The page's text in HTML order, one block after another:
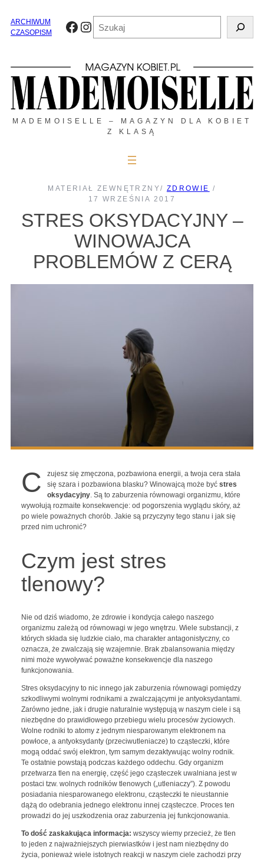
treściARCHIWUM
CZASOPISM
Facebook
Instagram
MADEMOISELLE – MAGAZYN DLA KOBIET
Z KLASĄ
MATERIAŁ ZEWNĘTRZNY/ ZDROWIE /
17 WRZEŚNIA 2017
STRES OKSYDACYJNY –
WINOWAJCA
PROBLEMÓW Z CERĄ
C
zujesz się zmęczona, pozbawiona energii, a twoja cera stała
się szara i pozbawiona blasku? Winowajcą może byćstres
oksydacyjny . Są to zaburzenia równowagi organizmu, które
wywołują rozmaite konsekwencje: od pogorszenia wyglądu skóry, aż
po wiele poważnych chorób. Jakie są przyczyny tego stanu i jak się
przed nim uchronić?
Czym jest stres
tlenowy?
Nie od dziś wiadomo, że zdrowie i kondycja całego naszego
organizmu zależą od równowagi w jego wnętrzu. Wiele substancji, z
których składa się ludzkie ciało, ma charakter antagonistyczny, co
oznacza, że zwalczają się wzajemnie. Brak zbalansowania między
nimi może wywoływać poważne konsekwencje dla naszego
funkcjonowania.
Stres oksydacyjny to nic innego jak zaburzenia równowagi pomiędzy
szkodliwymi wolnymi rodnikami a zwalczającymi je antyoksydantami.
Zarówno jedne, jak i drugie naturalnie występują w naszym ciele i są
niezbędne do prawidłowego przebiegu wielu procesów życiowych.
Wolne rodniki to atomy z jednym niesparowanym elektronem na
powłoce, a antyoksydanty (przeciwutleniacze) to cząsteczki, które
mogą oddać swój elektron, tym samym dezaktywując wolny rodnik.
Te ostatnie powstają podczas każdego oddechu. Gdy organizm
przetwarza tlen na energię, część jego cząsteczek uwalniana jest w
postaci tzw. wolnych rodników tlenowych („utleniaczy”). Z powodu
posiadania niesparowanego elektronu, cząsteczki te nieustannie
dążą do odebrania jednego elektronu innej cząsteczce. Proces ten
prowadzi do jej uszkodzenia oraz zaburzenia jej funkcjonowania.
To dość zaskakująca informacja: wszyscy wiemy przecież, że tlen
to jeden z najważniejszych pierwiastków i jest nam niezbędny do
życia, ponieważ wiele istotnych reakcji w naszym ciele zachodzi przy